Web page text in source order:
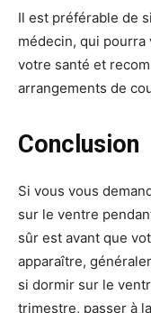
Il est préférable de
médecin, qui pourra
votre santé et
arrangements de
Conclusion
Si vous vous
sur le ventre
sûr est avant que
apparaître,
si dormir sur le
trimestre, passer à